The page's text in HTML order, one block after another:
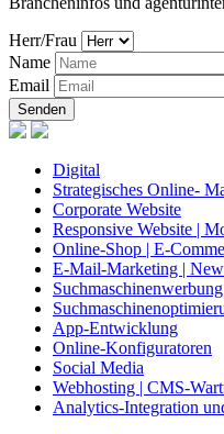
Herr/Frau
Name
Email
Senden
Digital
Strategisches Online-
Corporate Website
Responsive Website |
Online-Shop | E-
E-Mail-Marketing |
App-Entwicklung
Online-Konfiguratoren
Social Media
Webhosting | CMS-
Analytics-Integration